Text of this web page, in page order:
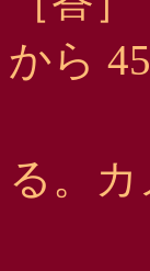
から
びて
る。
遮光